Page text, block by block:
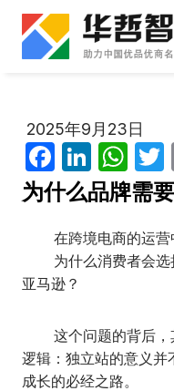
2025年9月23日
F
a
c
e
b
o
o
k
Li
n
k
e
dI
W
h
at
s
A
p
为什么品牌需
在跨境电商的运营
为什么消费者会选
亚马逊？
这个问题的背后，
逻辑：独立站的意义并
成长的必经之路。